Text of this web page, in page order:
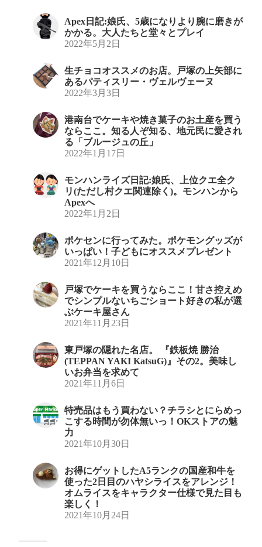
Apex日記:娘氏、5歳になりより腕に磨きが
かかる。大人たちと堂々とプレイ
2022年5月2日
生チョコオススメのお店。戸塚の上矢部に
あるパティスリー・ヴェルヴェーヌ
2022年3月3日
港南台でケーキや焼き菓子のお土産を買う
ならここ。知る人ぞ知る、地元民に愛され
る「ブルージュの丘」
2022年1月17日
モンハンライズ日記:娘氏、上位クエ全ク
リ(ただし村クエ関連除く)。モンハンから
Apexへ
2022年1月2日
ポケセンに行ってみた。ポケモングッズが
いっぱい！子どもにオススメプレゼント
2021年12月10日
戸塚でケーキを買うならここ！甘さ控えめ
でシンプルないちごショート好きの私が選
ぶケーキ屋さん
2021年11月23日
東戸塚の隠れた名店。 『鉄板焼 勝治
(TEPPAN YAKI KatsuG)』その2。美味し
いお弁当を求めて
2021年11月6日
特売品はもう買わない？チラシとにらめっ
こする時間が勿体無いっ！OKストアの魅
力
2021年10月30日
お得にゲットしたA5ランクの国産和牛を
使った2日目のハヤシライスをアレンジ！
オムライスをキャラクター仕様で見た目も
楽しく！
2021年10月24日